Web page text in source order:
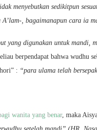
menyebutkan sedikitpun
, bagaimanapun cara ia
yang digunakan untuk mandi,
berpendapat bahwa wudhu
: “para ulama telah
wanita yang benar, maka